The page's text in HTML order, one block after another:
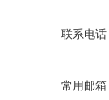
联系电话
常用邮箱